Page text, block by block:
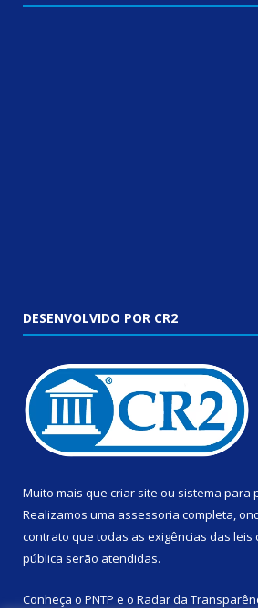
DESENVOLVIDO POR CR2
Muito mais que criar site ou sistema para
Realizamos uma assessoria completa,
contrato que todas as exigências das leis
pública serão atendidas.
Conheça o PNTP e o Radar da